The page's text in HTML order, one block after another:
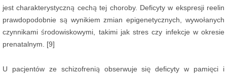
jest charakterystyczną cechą tej choroby. Deficyty w ekspresji reelin
prawdopodobnie są wynikiem zmian epigenetycznych, wywołanych
czynnikami środowiskowymi, takimi jak stres czy infekcje w okresie
prenatalnym. [9]
U pacjentów ze schizofrenią obserwuje się deficyty w pamięci i